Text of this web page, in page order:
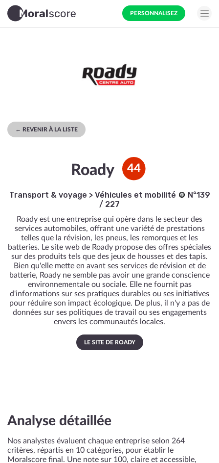
PERSONNALISEZ
← REVENIR À LA LISTE
Roady 44
Transport & voyage > Véhicules et mobilité
N°139
/ 227
Roady est une entreprise qui opère dans le secteur des
services automobiles, offrant une variété de prestations
telles que la révision, les pneus, les remorques et les
batteries. Le site web de Roady propose des offres spéciales
sur des produits tels que des jeux de housses et des tapis.
Bien qu'elle mette en avant ses services de révision et de
batterie, Roady ne semble pas avoir une grande conscience
environnementale ou sociale. Elle ne fournit pas
d'informations sur ses pratiques durables ou ses initiatives
pour réduire son impact écologique. De plus, il n'y a pas de
données sur ses politiques de travail ou ses engagements
envers les communautés locales.
LE SITE DE ROADY
Analyse détaillée
Nos analystes évaluent chaque entreprise selon 264
critères, répartis en 10 catégories, pour établir le
Moralscore final. Une note sur 100, claire et accessible,